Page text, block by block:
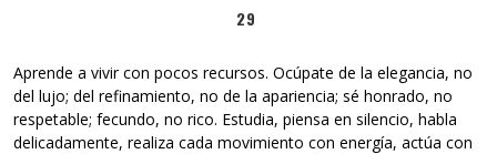
29
Aprende a vivir con pocos recursos. Ocúpate de la elegancia, no
del lujo; del refinamiento, no de la apariencia; sé honrado, no
respetable; fecundo, no rico. Estudia, piensa en silencio, habla
delicadamente, realiza cada movimiento con energía, actúa con